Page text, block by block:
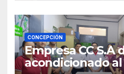
CONCEPCIÓN
Empresa CC S.A
acondicionado